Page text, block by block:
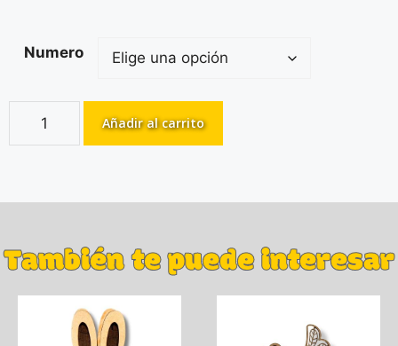
Numero
Añadir al carrito
También te puede interesar